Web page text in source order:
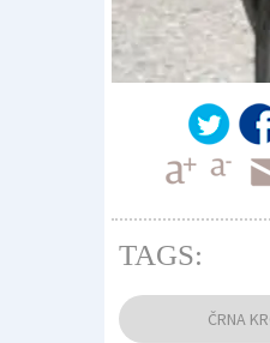
Fotografija je
TAGS:
ČRNA